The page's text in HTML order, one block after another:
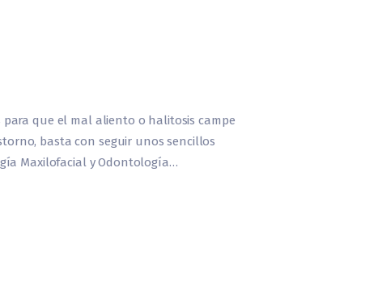
para que el mal aliento o halitosis campe
basta con seguir unos sencillos
Maxilofacial y Odontología…